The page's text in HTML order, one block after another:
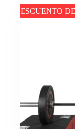
DESCUENTO